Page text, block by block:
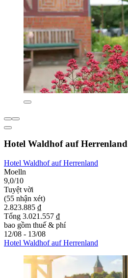
Hotel Waldhof auf Herrenland
Hotel Waldhof auf Herrenland
Moelln
9,0/10
Tuyệt vời
(55 nhận xét)
2.823.885 ₫
Tổng 3.021.557 ₫
bao gồm thuế & phí
12/08 - 13/08
Hotel Waldhof auf Herrenland